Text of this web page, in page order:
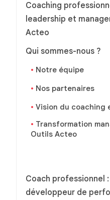
Coaching
leadership et
Acteo
Qui sommes-nous ?
Notre équipe
Nos partenaires
Vision du coaching
Transformation
Outils Acteo
Coach professionnel :
développeur de